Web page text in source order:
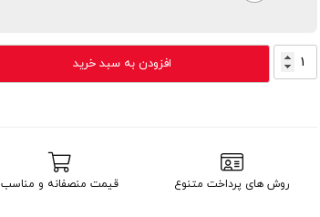
هارد
اکسترنال
Toshiba
افزودن به سبد خرید
روش های پرداخت متنوع قیمت منصفانه و مناسب